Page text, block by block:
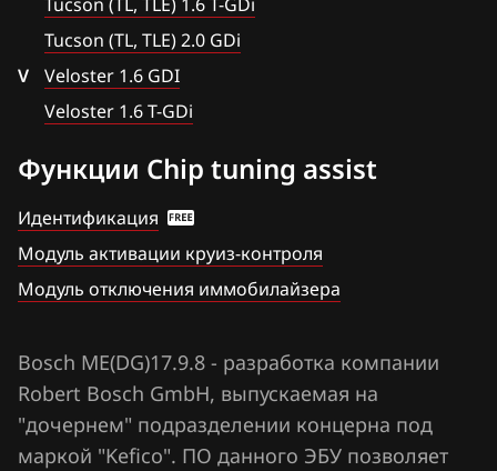
Chrysler
Citroen
Dacia
DAF
Derways
Dodge
Exeed
Extreme moto
FAW
DCU24_(DCU17PC43)
Delphi MT38
Delphi MT86
Denso SH72546
Kefico (Bosch) (CPEGD2.20.1. CPGDSH2.26.1)
Kefico (Bosch) CPEGD2.20.3
Kefico (Bosch) CPEGD3.20.1
Kefico (Bosch) CPGPSH 3.26.1
Kefico (Melco) GEN2
Kefico (Melco) GEN3
Tucson (TL, TLE) 2.0 GDi
V
Veloster 1.6 GDI
Veloster 1.6 T-GDi
Функции Chip tuning assist
Идентификация
Модуль активации круиз-контроля
Модуль отключения иммобилайзера
Bosch ME(DG)17.9.8 - разработка компании
Robert Bosch GmbH, выпускаемая на
"дочернем" подразделении концерна под
маркой "Kefico". ПО данного ЭБУ позволяет